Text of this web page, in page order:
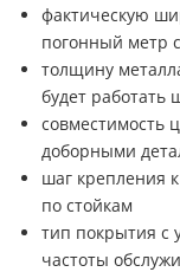
фактическую
погонный метр
толщину
будет работать
совместимость
доборными
шаг крепления
по стойкам
тип покрытия с
частоты